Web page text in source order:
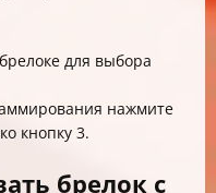
для выбора
нажмите
кнопку 3.
брелок с